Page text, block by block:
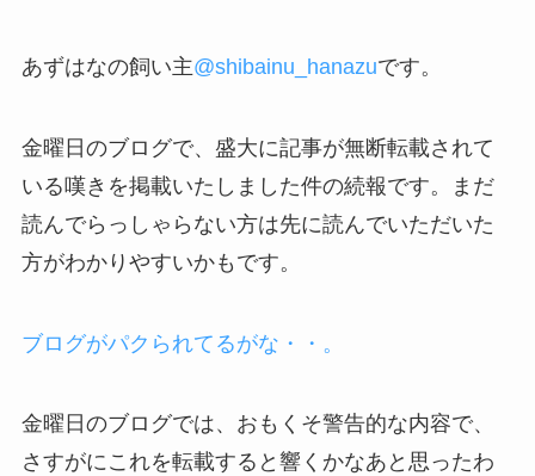
あずはなの飼い主@shibainu_hanazuです。
金曜日のブログで、盛大に記事が無断転載されて
いる嘆きを掲載いたしました件の続報です。まだ
読んでらっしゃらない方は先に読んでいただいた
方がわかりやすいかもです。
ブログがパクられてるがな・・。
金曜日のブログでは、おもくそ警告的な内容で、
さすがにこれを転載すると響くかなあと思ったわ